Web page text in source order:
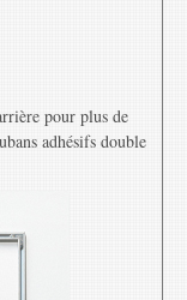
pour plus de
adhésifs double